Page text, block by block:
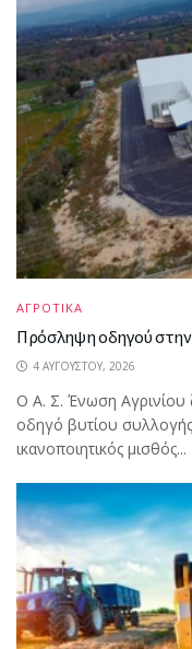
ΑΓΡΟΤΙΚΑ
Πρόσληψη οδηγού στην
4 ΑΥΓΟΎΣΤΟΥ, 2026
Ο Α. Σ. Ένωση Αγρινίου
οδηγό βυτίου
ικανοποιητικός μισθός...